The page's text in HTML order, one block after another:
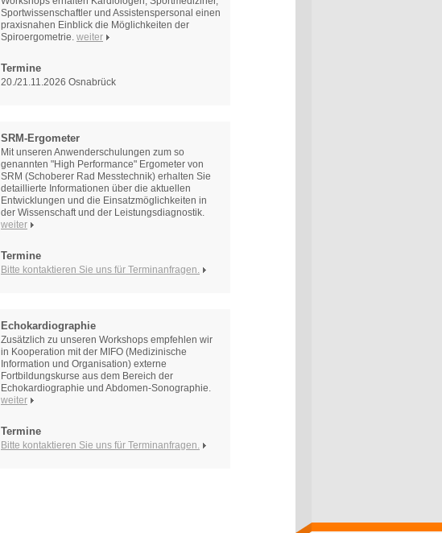
Sportwissenschaftler und Assistenspersonal einen
praxisnahen Einblick die Möglichkeiten der
Spiroergometrie. weiter
Termine
20./21.11.2026 Osnabrück
SRM-Ergometer
Mit unseren Anwenderschulungen zum so
genannten "High Performance" Ergometer von
SRM (Schoberer Rad Messtechnik) erhalten Sie
detaillierte Informationen über die aktuellen
Entwicklungen und die Einsatzmöglichkeiten in
der Wissenschaft und der Leistungsdiagnostik.
weiter
Termine
Bitte kontaktieren Sie uns für Terminanfragen.
Echokardiographie
Zusätzlich zu unseren Workshops empfehlen wir
in Kooperation mit der MIFO (Medizinische
Information und Organisation) externe
Fortbildungskurse aus dem Bereich der
Echokardiographie und Abdomen-Sonographie.
weiter
Termine
Bitte kontaktieren Sie uns für Terminanfragen.